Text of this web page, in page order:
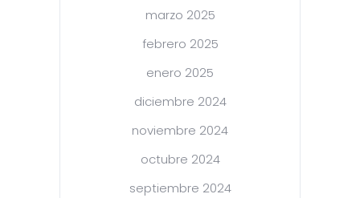
marzo 2025
febrero 2025
enero 2025
diciembre 2024
noviembre 2024
octubre 2024
septiembre 2024